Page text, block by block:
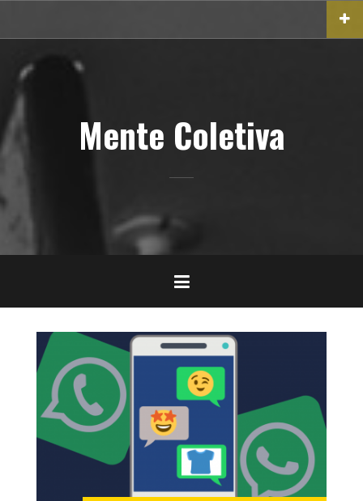
conteúdo
Mente Coletiva